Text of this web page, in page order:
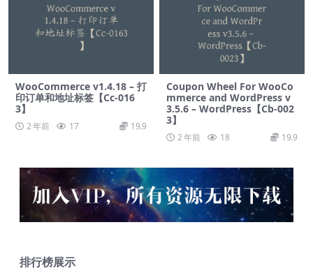
WooCommerce v1.4.18 – 打
印订单和地址标签【Cc-016
3】
2 年前 17 19.9
Coupon Wheel For WooCo
mmerce and WordPress v
3.5.6 – WordPress【Cb-002
3】
2 年前 18 19.9
排行榜展示